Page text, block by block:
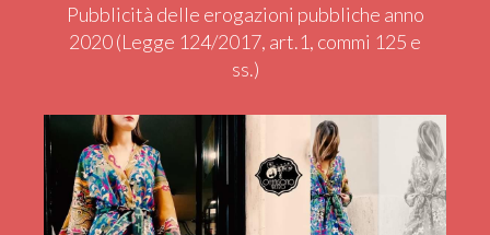
Pubblicità delle erogazioni pubbliche anno
2020 (Legge 124/2017, art.1, commi 125 e
ss.)